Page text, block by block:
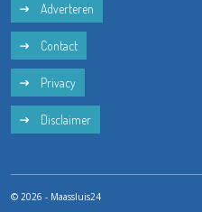
Adverteren
Contact
Privacy
Disclaimer
© 2026 - Maassluis24